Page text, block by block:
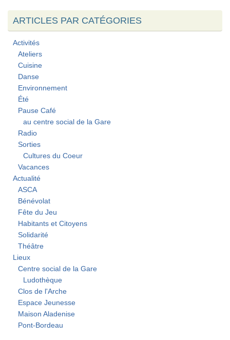
ARTICLES PAR CATÉGORIES
Activités
Ateliers
Cuisine
Danse
Environnement
Été
Pause Café
au centre social de la Gare
Radio
Sorties
Cultures du Coeur
Vacances
Actualité
ASCA
Bénévolat
Fête du Jeu
Habitants et Citoyens
Solidarité
Théâtre
Lieux
Centre social de la Gare
Ludothèque
Clos de l'Arche
Espace Jeunesse
Maison Aladenise
Pont-Bordeau